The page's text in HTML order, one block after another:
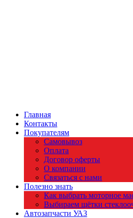
Главная
Контакты
Покупателям
Самовывоз
Оплата
Договор оферты
О компании
Связаться с нами
Полезно знать
Как выбрать моторное
Выбираем щётки
Автозапчасти УАЗ